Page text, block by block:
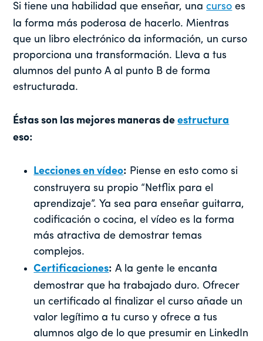
Si tiene una habilidad que enseñar, unacurso es
la forma más poderosa de hacerlo. Mientras
que un libro electrónico da información, un curso
proporciona una transformación. Lleva a tus
alumnos del punto A al punto B de forma
estructurada.
Éstas son las mejores maneras deestructura
eso:
Lecciones en vídeo: Piense en esto como si
construyera su propio “Netflix para el
aprendizaje”. Ya sea para enseñar guitarra,
codificación o cocina, el vídeo es la forma
más atractiva de demostrar temas
complejos.
Certificaciones: A la gente le encanta
demostrar que ha trabajado duro. Ofrecer
un certificado al finalizar el curso añade un
valor legítimo a tu curso y ofrece a tus
alumnos algo de lo que presumir en LinkedIn